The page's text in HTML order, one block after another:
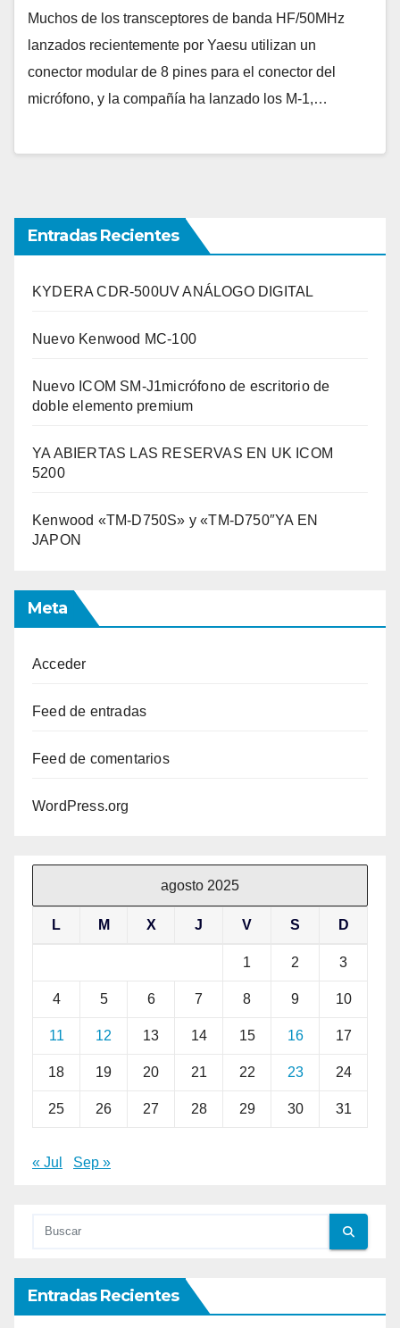
Muchos de los transceptores de banda HF/50MHz
lanzados recientemente por Yaesu utilizan un
conector modular de 8 pines para el conector del
micrófono, y la compañía ha lanzado los M-1,…
Entradas Recientes
KYDERA CDR-500UV ANÁLOGO DIGITAL
Nuevo Kenwood MC-100
Nuevo ICOM SM-J1micrófono de escritorio de
doble elemento premium
YA ABIERTAS LAS RESERVAS EN UK ICOM
5200
Kenwood «TM-D750S» y «TM-D750″YA EN
JAPON
Meta
Acceder
Feed de entradas
Feed de comentarios
WordPress.org
agosto 2025
L M X J V S D
1 2 3
4 5 6 7 8 9 10
11 12 13 14 15 16 17
18 19 20 21 22 23 24
25 26 27 28 29 30 31
« Jul Sep »
Entradas Recientes